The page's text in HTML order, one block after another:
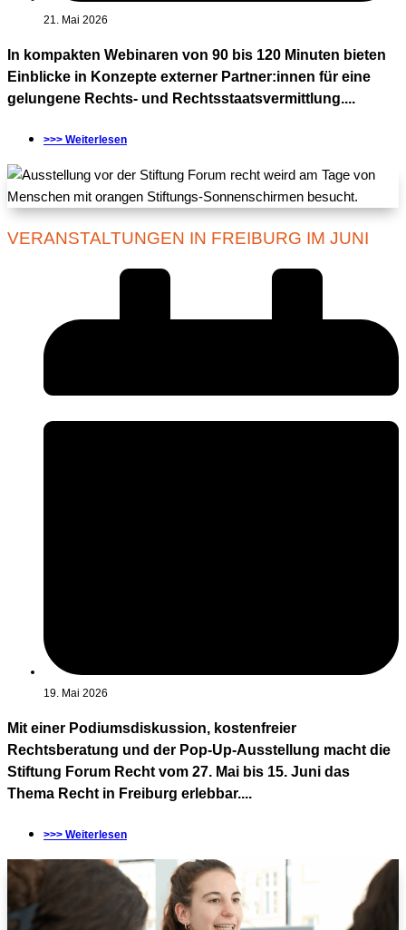
21. Mai 2026
In kompakten Webinaren von 90 bis 120 Minuten bieten
Einblicke in Konzepte externer Partner:innen für eine
gelungene Rechts- und Rechtsstaatsvermittlung....
>>> Weiterlesen
VERANSTALTUNGEN IN FREIBURG IM JUNI
19. Mai 2026
Mit einer Podiumsdiskussion, kostenfreier
Rechtsberatung und der Pop-Up-Ausstellung macht die
Stiftung Forum Recht vom 27. Mai bis 15. Juni das
Thema Recht in Freiburg erlebbar....
>>> Weiterlesen